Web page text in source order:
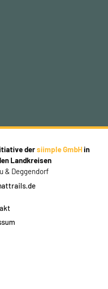
dersiimple GmbHin
Landkreisen
& Deggendorf